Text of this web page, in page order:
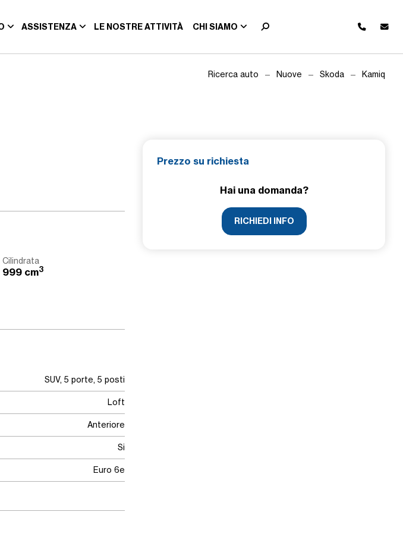
ASSISTENZA LE NOSTRE ATTIVITÀ CHI SIAMO
Ricerca auto Nuove Skoda Kamiq
Cilindrata
999 cm3
SUV, 5 porte, 5 posti
Loft
Anteriore
Si
Euro 6e
Prezzo su richiesta
Hai una domanda?
RICHIEDI INFO